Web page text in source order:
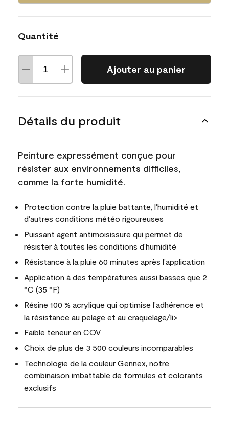
Quantité
Ajouter au panier
Détails du produit
Peinture expressément conçue pour
résister aux environnements difficiles,
comme la forte humidité.
Protection contre la pluie battante, l'humidité et
d'autres conditions météo rigoureuses
Puissant agent antimoisissure qui permet de
résister à toutes les conditions d'humidité
Résistance à la pluie 60 minutes après l'application
Application à des températures aussi basses que 2
°C (35 °F)
Résine 100 % acrylique qui optimise l'adhérence et
la résistance au pelage et au craquelage/li>
Faible teneur en COV
Choix de plus de 3 500 couleurs incomparables
Technologie de la couleur Gennex, notre
combinaison imbattable de formules et colorants
exclusifs